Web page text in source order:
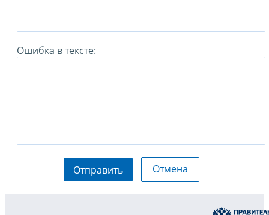
Ошибка в тексте:
Отправить Отмена